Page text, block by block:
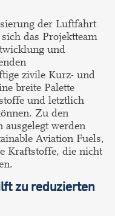
der Luftfahrt
das Projektteam
und
zivile Kurz- und
breite Palette
und letztlich
Zu den
werden
Aviation Fuels,
Kraftstoffe, die nicht
zu reduzierten